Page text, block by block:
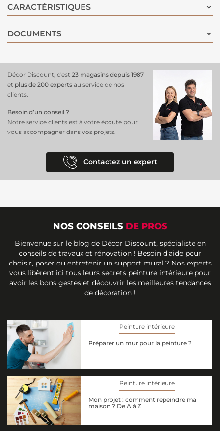
apporte une touche de dynamisme et de chaleur à votre maison,
créant des espaces vibrants et accueillants.
CARACTÉRISTIQUES
DOCUMENTS
Décor Discount, c'est 23 magasins depuis 1987
et plus de 200 experts au service de nos
clients.
Besoin d’un conseil ?
Notre service clients est à votre écoute pour
vous accompagner dans vos projets.
Contactez un expert
NOS CONSEILS DE PROS
Bienvenue sur le blog de Décor Discount, spécialiste en
conseils de travaux et rénovation ! Besoin d'aide pour
choisir, poser ou entretenir un support mural ? Nos experts
vous libèrent ici tous leurs secrets peinture intérieure pour
avoir les bons gestes et découvrir les meilleures tendances
de décoration !
Peinture intérieure
Préparer un mur pour la peinture ?
Peinture intérieure
Mon projet : comment repeindre ma
maison ? De A à Z